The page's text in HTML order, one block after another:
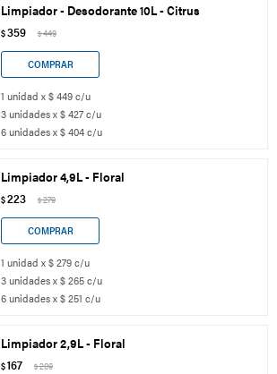
Limpiador - Desodorante 10L - Citrus
$359 $449
1 unidad x $ 449 c/u
3 unidades x $ 427 c/u
6 unidades x $ 404 c/u
Limpiador 4,9L - Floral
$223 $279
1 unidad x $ 279 c/u
3 unidades x $ 265 c/u
6 unidades x $ 251 c/u
Limpiador 2,9L - Floral
$167 $209